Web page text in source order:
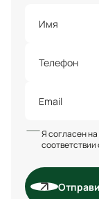
Я согласен
соответствии